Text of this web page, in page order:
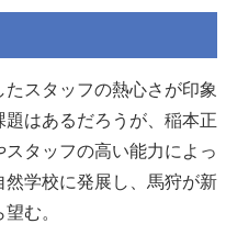
スタッフの熱心さが印象
はあるだろうが、稲本正
タッフの高い能力によっ
学校に発展し、馬狩が新
む。